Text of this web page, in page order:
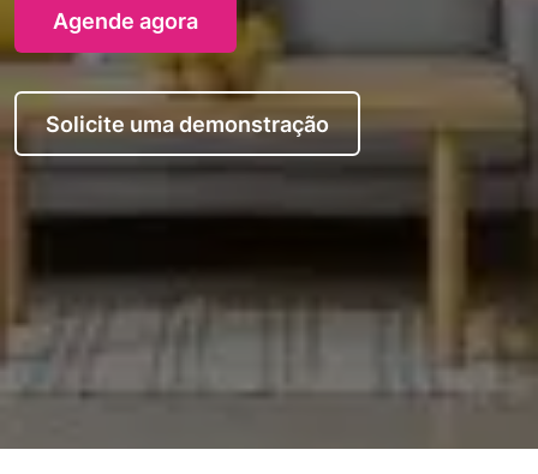
Agende agora
Solicite uma demonstração